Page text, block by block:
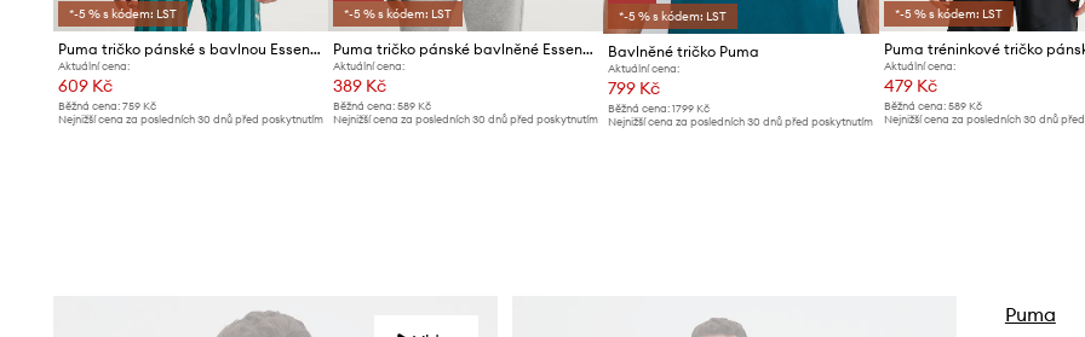
*-5 % s kódem: LST
Puma tričko pánské s bavlnou Essential elevated
Aktuální cena:
609 Kč
Běžná cena: 759 Kč
Nejnižší cena za posledních 30 dnů před poskytnutím
*-5 % s kódem: LST
Puma tričko pánské bavlněné Essential Logo
Aktuální cena:
389 Kč
Běžná cena:589 Kč
Nejnižší cena za posledních 30 dnů před poskytnutím
*-5 % s kódem: LST
Bavlněné tričko Puma
Aktuální cena:
799 Kč
Běžná cena: 1799 Kč
Nejnižší cena za posledních 30 dnů před poskytnutím
*-5 % s kódem: LST
Aktuální cena:
479 Kč
Běžná cena: 589 Kč
Nejnižší cena za posledních 30 dnů
Puma